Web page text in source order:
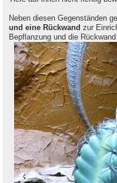
Neben diesen Gegenständen
und eine Rückwand zur
Bepflanzung und die